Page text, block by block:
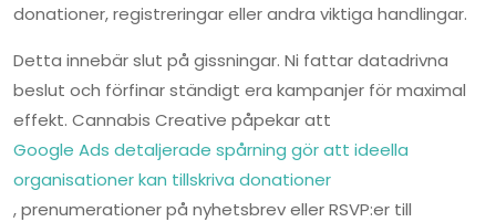
donationer, registreringar eller andra viktiga handlingar.
Detta innebär slut på gissningar. Ni fattar datadrivna
beslut och förfinar ständigt era kampanjer för maximal
effekt. Cannabis Creative påpekar att
Google Ads detaljerade spårning gör att ideella
organisationer kan tillskriva donationer
, prenumerationer på nyhetsbrev eller RSVP:er till